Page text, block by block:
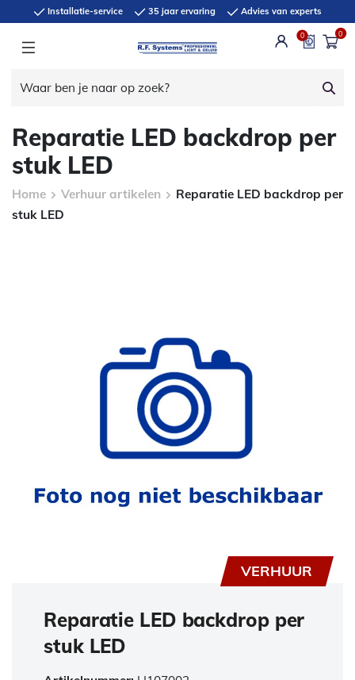
Installatie-service 35 jaar ervaring Advies van experts
0 0
Reparatie LED backdrop per
stuk LED
Home Verhuur artikelen
Reparatie LED backdrop per
stuk LED
VERHUUR
Reparatie LED backdrop per
stuk LED